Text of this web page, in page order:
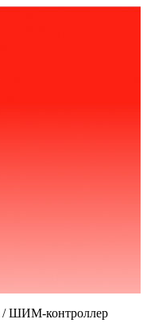
/ШИМ-контроллер